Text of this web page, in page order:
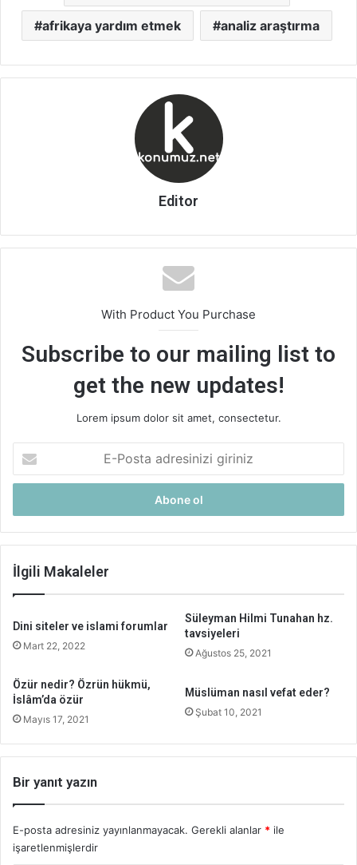
afrikaya yardım etmek analiz araştırma
Editor
With Product You Purchase
Subscribe to our mailing list to
get the new updates!
Lorem ipsum dolor sit amet, consectetur.
Posta
adresinizi
İlgili Makaleler
Dini siteler ve islami forumlar
Mart 22, 2022
Süleyman Hilmi Tunahan hz.
tavsiyeleri
Ağustos 25, 2021
Özür nedir? Özrün hükmü,
İslâm’da özür
Mayıs 17, 2021
Müslüman nasıl vefat eder?
Şubat 10, 2021
Bir yanıt yazın
E-posta adresiniz yayınlanmayacak. Gerekli alanlar * ile
işaretlenmişlerdir